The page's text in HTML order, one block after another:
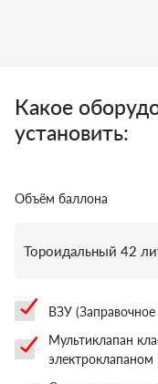
Какое
установить:
Объём баллона
ВЗУ
Мультиклапан
электроклапаном